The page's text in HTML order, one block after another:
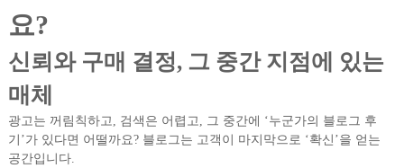
요?
신뢰와 구매 결정, 그 중간 지점에 있는
매체
광고는 꺼림칙하고, 검색은 어렵고, 그 중간에 ‘누군가의 블로그 후
기’가 있다면 어떨까요? 블로그는 고객이 마지막으로 ‘확신’을 얻는
공간입니다.